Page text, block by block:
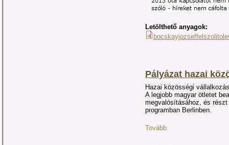
Letölthető anyagok:
Pályázat hazai
Hazai közösségi
A legjobb magyar ötletet
megvalósításához, és
programban Berlinben.
Tovább